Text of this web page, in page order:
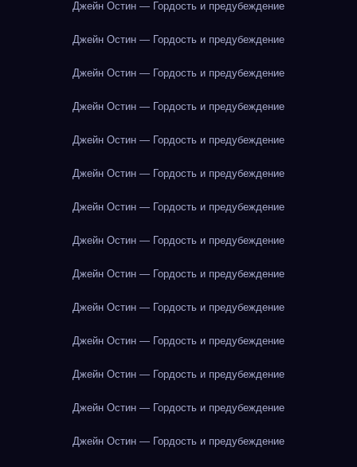
Джейн Остин — Гордость и предубеждение
Джейн Остин — Гордость и предубеждение
Джейн Остин — Гордость и предубеждение
Джейн Остин — Гордость и предубеждение
Джейн Остин — Гордость и предубеждение
Джейн Остин — Гордость и предубеждение
Джейн Остин — Гордость и предубеждение
Джейн Остин — Гордость и предубеждение
Джейн Остин — Гордость и предубеждение
Джейн Остин — Гордость и предубеждение
Джейн Остин — Гордость и предубеждение
Джейн Остин — Гордость и предубеждение
Джейн Остин — Гордость и предубеждение
Джейн Остин — Гордость и предубеждение